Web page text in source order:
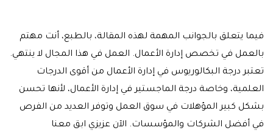
فيما يتعلق بالجوانب المهمة لهذه المقالة، بالطبع، أنت مهتم
بالعمل في تخصص إدارة الأعمال. العمل في هذا المجال لا ينتهي.
تعتبر درجة البكالوريوس في إدارة الأعمال من أقوى الدرجات
العلمية، وخاصة درجة الماجستير في إدارة الأعمال، لأنها تحسن
بشكل كبير المؤهلات في سوق العمل وتوفر العديد من الفرص
في أفضل الشركات والمؤسسات. الآن عزيزي ابق معنا